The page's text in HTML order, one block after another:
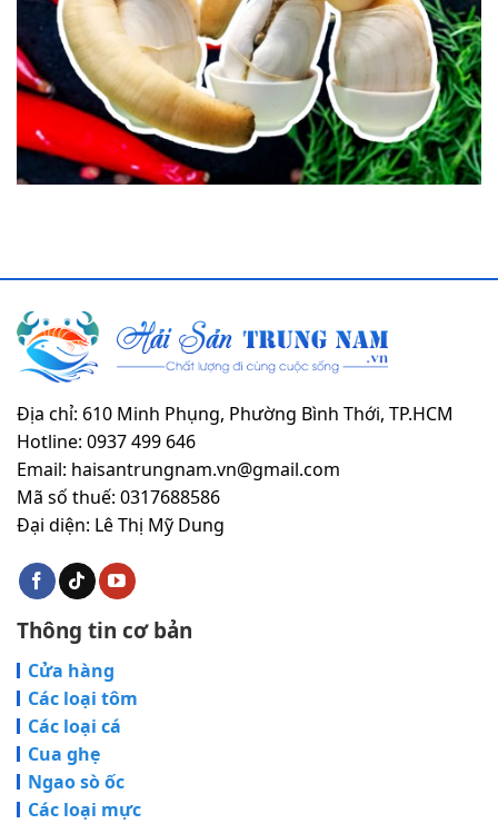
Địa chỉ: 610 Minh Phụng, Phường Bình Thới, TP.HCM
Hotline: 0937 499 646
Email: haisantrungnam.vn@gmail.com
Mã số thuế: 0317688586
Đại diện: Lê Thị Mỹ Dung
Thông tin cơ bản
Cửa hàng
Các loại tôm
Các loại cá
Cua ghẹ
Ngao sò ốc
Các loại mực